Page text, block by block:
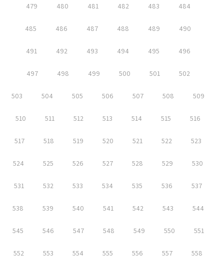
479 480 481 482 483 484
485 486 487 488 489 490
491 492 493 494 495 496
497 498 499 500 501 502
503 504 505 506 507 508 509
510 511 512 513 514 515 516
517 518 519 520 521 522 523
524 525 526 527 528 529 530
531 532 533 534 535 536 537
538 539 540 541 542 543 544
545 546 547 548 549 550 551
552 553 554 555 556 557 558